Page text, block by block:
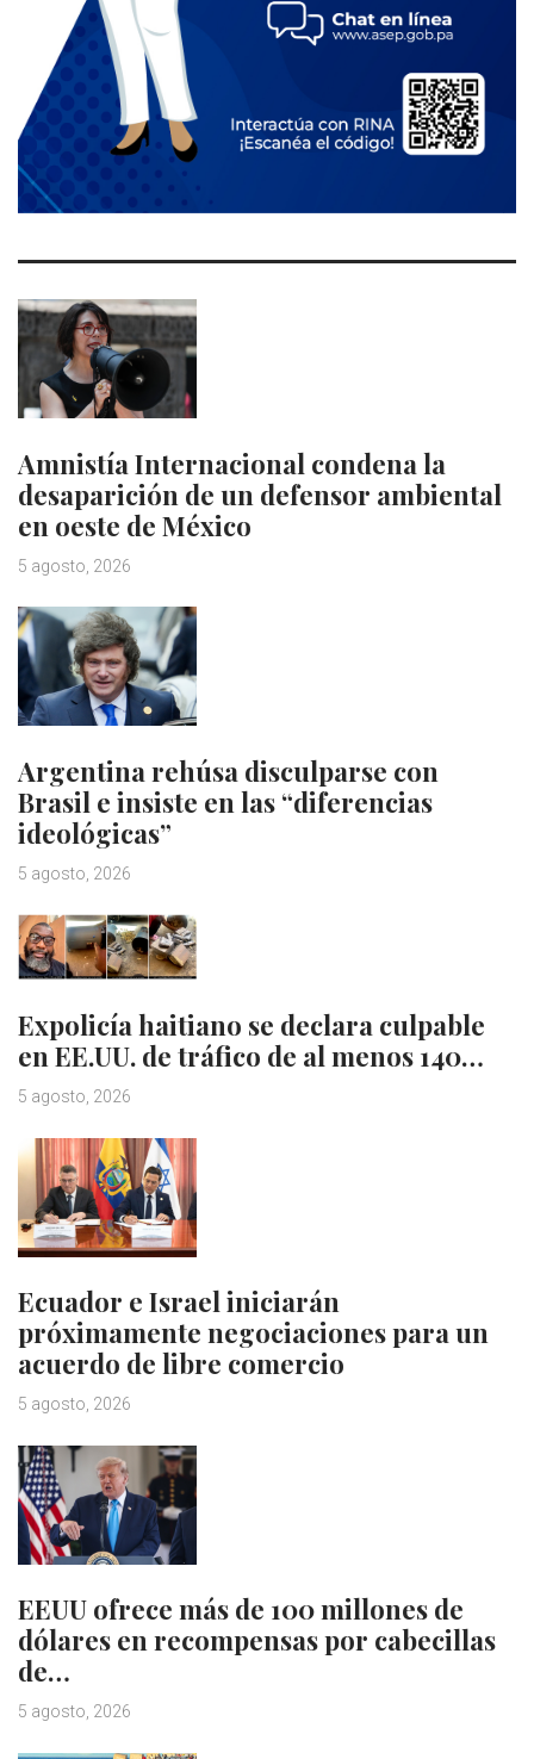
Amnistía Internacional condena la
desaparición de un defensor ambiental
en oeste de México
5 agosto, 2026
Argentina rehúsa disculparse con
Brasil e insiste en las “diferencias
ideológicas”
5 agosto, 2026
Expolicía haitiano se declara culpable
en EE.UU. de tráfico de al menos 140…
5 agosto, 2026
Ecuador e Israel iniciarán
próximamente negociaciones para un
acuerdo de libre comercio
5 agosto, 2026
EEUU ofrece más de 100 millones de
dólares en recompensas por cabecillas
de…
5 agosto, 2026